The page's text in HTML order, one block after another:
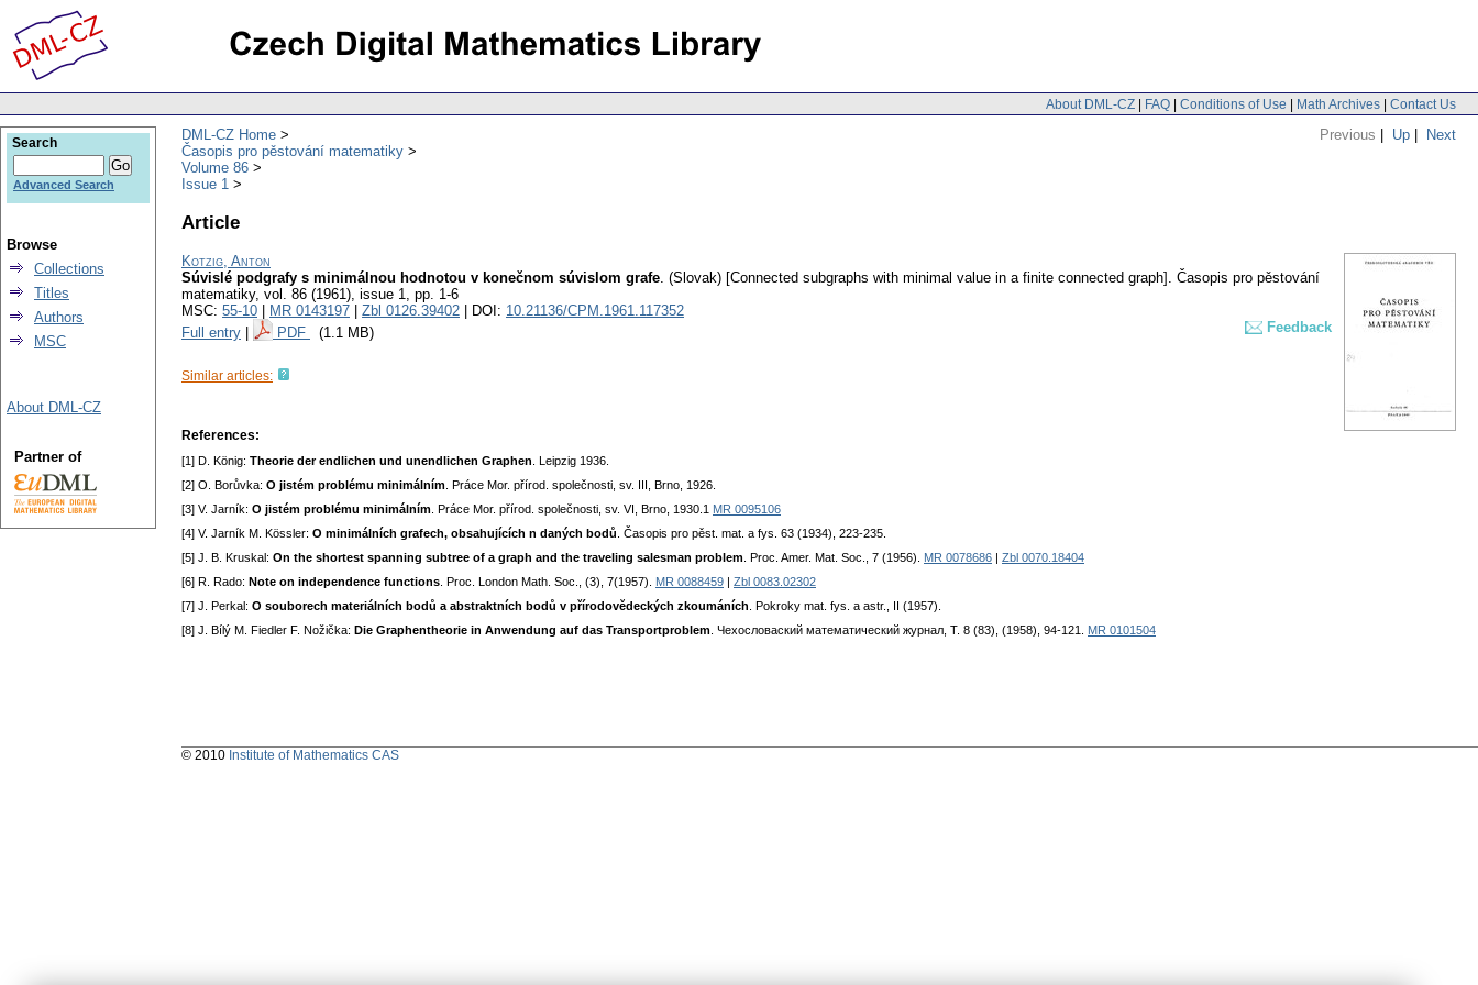
About DML-CZ | FAQ | Conditions of Use | Math Archives | Contact Us
Previous | Up | Next
DML-CZ Home
Časopis pro pěstování matematiky
Volume 86
Issue 1
Article
Kotzig, Anton
Súvislé podgrafy s minimálnou hodnotou v konečnom súvislom grafe. (Slovak) [Connected subgraphs with minimal value in a finite connected graph]. Časopis pro pěstování
matematiky, vol. 86 (1961), issue 1, pp. 1-6
MSC: 55-10 MR 0143197 Zbl 0126.39402 | DOI: 10.21136/CPM.1961.117352
Full entry
PDF (1.1 MB) Feedback
Similar articles:
References:
[1] D. König: Theorie der endlichen und unendlichen Graphen . Leipzig 1936.
[2] O. Borůvka: O jistém problému minimálním . Práce Mor. přírod. společnosti, sv. III, Brno, 1926.
[3] V. Jarník: O jistém problému minimálním . Práce Mor. přírod. společnosti, sv. VI, Brno, 1930.1 MR 0095106
[4] V. Jarník M. Kössler: O minimálních grafech, obsahujících n daných bodů . Časopis pro pěst. mat. a fys. 63 (1934), 223-235.
[5] J. B. Kruskal: On the shortest spanning subtree of a graph and the traveling salesman problem . Proc. Amer. Mat. Soc., 7 (1956). MR 0078686
Zbl 0070.18404
[6] R. Rado: Note on independence functions . Proc. London Math. Soc., (3), 7(1957). MR 0088459
Zbl 0083.02302
[7] J. Perkal: O souborech materiálních bodů a abstraktních bodů v přírodovědeckých zkoumáních . Pokroky mat. fys. a astr., II (1957).
[8] J. Bílý M. Fiedler F. Nožička: Die Graphentheorie in Anwendung auf das Transportproblem . Чехословаский математический журнал, T. 8 (83), (1958), 94-121. MR 0101504
Search
Advanced Search
Browse
Collections
Titles
Authors
MSC
About DML-CZ
Partner of
© 2010 Institute of Mathematics CAS